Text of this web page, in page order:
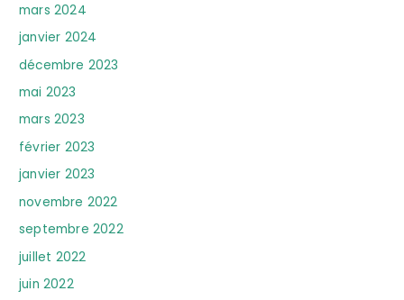
mars 2024
janvier 2024
décembre 2023
mai 2023
mars 2023
février 2023
janvier 2023
novembre 2022
septembre 2022
juillet 2022
juin 2022